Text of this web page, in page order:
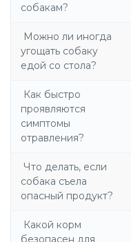
собакам?
Можно ли иногда
угощать собаку
едой со стола?
Как быстро
проявляются
симптомы
отравления?
Что делать, если
собака съела
опасный продукт?
Какой корм
безопасен для